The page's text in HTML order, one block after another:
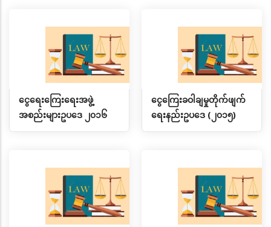
ငွေရေးကြေးရေးအဖွဲ့
အစည်းများဥပဒေ ၂၀၁၆
ငွေကြေးခဝါချမှုတိုက်ဖျက်
ရေးနည်းဥပဒေ (၂၀၁၅)